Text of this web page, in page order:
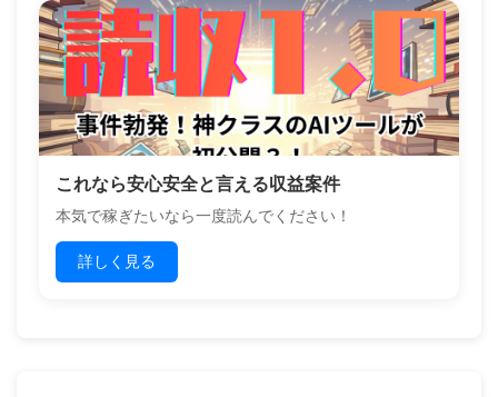
これなら安心安全と言える収益案件
本気で稼ぎたいなら一度読んでください！
詳しく見る